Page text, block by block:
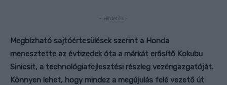
- Hirdetés -
Megbízható sajtóértesülések szerint a Honda
menesztette az évtizedek óta a márkát erősítő Kokubu
Sinicsit, a technológiafejlesztési részleg vezérigazgatóját.
Könnyen lehet, hogy mindez a megújulás felé vezető út